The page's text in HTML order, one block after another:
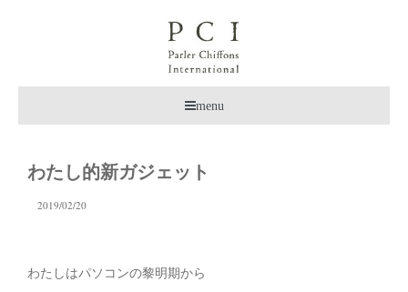
menu
わたし的新ガジェット
2019/02/20
わたしはパソコンの黎明期から